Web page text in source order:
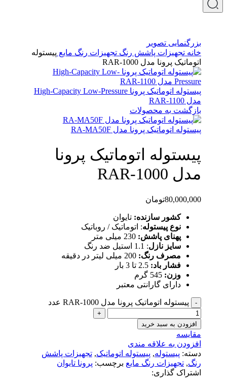
بزرگنمایی تصویر
خانهتجهیزات پاشش رنگتجهیزات رنگ مایع پیستوله
اتوماتیک پرونا مدل RAR-1000
پیستوله اتوماتیک پرونا High-Capacity Low-Pressure
مدل RAR-1100
بازگشت به محصولات
پیستوله اتوماتیک پرونا مدل RA-MA50F
پیستوله اتوماتیک پرونا
مدل RAR-1000
80,000,000تومان
کشور سازنده:تایوان
نوع پیستوله: اتوماتیک / روباتیک
پهنای پاشش:230 میلی متر
سایز نازل: 1.1 استیل ضد رنگ
مصرف رنگ:200 میلی لیتر در دقیقه
فشار باد: 2.5 تا 3 بار
وزن:545 گرم
دارای گارانتی معتبر
پیستوله اتوماتیک پرونا مدل RAR-1000 عدد
افزودن به سبد خرید
مقایسه
افزودن به علاقه مندی
دسته: پیستوله, پیستوله اتوماتیک, تجهیزات پاشش
رنگ, تجهیزات رنگ مایع برچسب: پرونا تایوان
اشتراک گذاری: